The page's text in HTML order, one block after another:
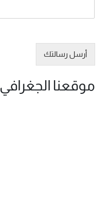
أرسل رسالتك
موقعنا الجغرافي